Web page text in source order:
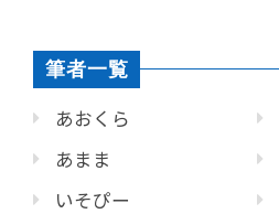
筆者一覧
あおくら
あまま
いそぴー